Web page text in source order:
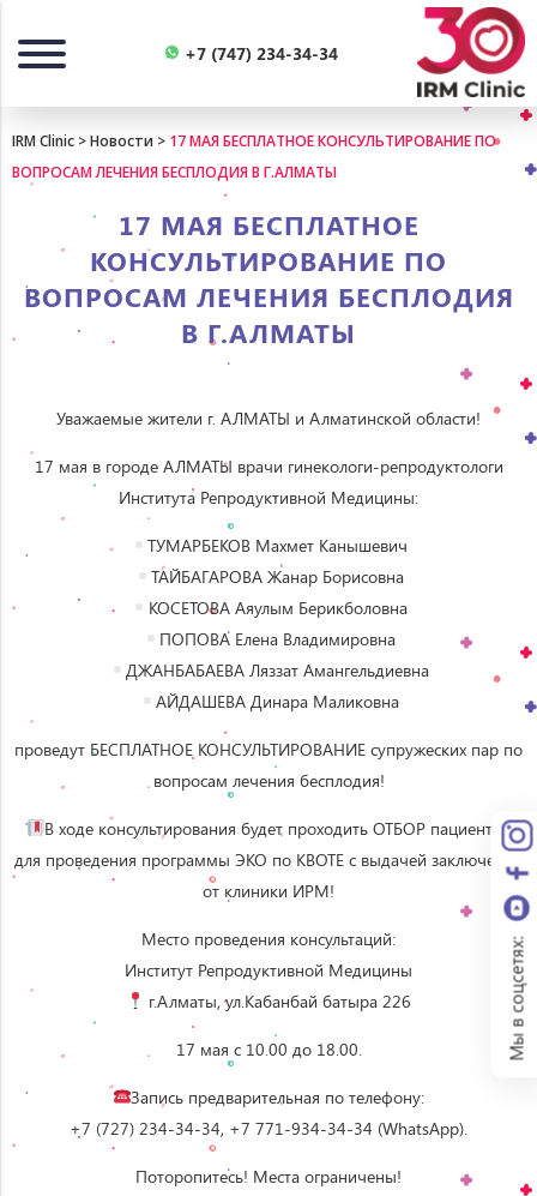
+7 (747) 234-34-34
IRM Clinic >Новости > 17 МАЯ БЕСПЛАТНОЕ КОНСУЛЬТИРОВАНИЕ ПО
ВОПРОСАМ ЛЕЧЕНИЯ БЕСПЛОДИЯ В Г.АЛМАТЫ
17 МАЯ БЕСПЛАТНОЕ
КОНСУЛЬТИРОВАНИЕ ПО
ВОПРОСАМ ЛЕЧЕНИЯ БЕСПЛОДИЯ
В Г.АЛМАТЫ
Уважаемые жители г. АЛМАТЫ и Алматинской области!
17 мая в городе АЛМАТЫ врачи гинекологи-репродуктологи
Института Репродуктивной Медицины:
ТУМАРБЕКОВ Махмет Канышевич
ТАЙБАГАРОВА Жанар Борисовна
КОСЕТОВА Аяулым Берикболовна
ПОПОВА Елена Владимировна
ДЖАНБАБАЕВА Ляззат Амангельдиевна
АЙДАШЕВА Динара Маликовна
проведут БЕСПЛАТНОЕ КОНСУЛЬТИРОВАНИЕ супружеских пар по
вопросам лечения бесплодия!
В ходе консультирования будет проходить ОТБОР пациентов
для проведения программы ЭКО по КВОТЕ с выдачей заключения
от клиники ИРМ!
Место проведения консультаций:
Институт Репродуктивной Медицины
г.Алматы, ул.Кабанбай батыра 226
17 мая с 10.00 до 18.00.
Запись предварительная по телефону:
+7 (727) 234-34-34, +7 771-934-34-34 (WhatsApp).
Поторопитесь! Места ограничены!
Мы в соцсетях: